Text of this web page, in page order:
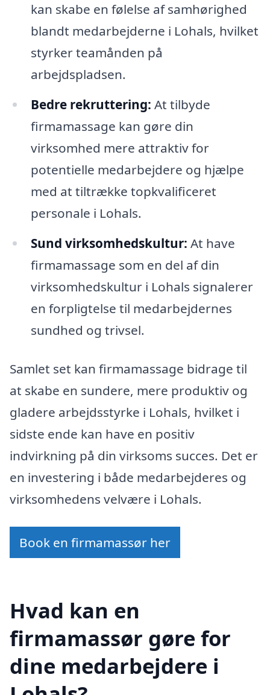
kan skabe en følelse af samhørighed
blandt medarbejderne i Lohals, hvilket
styrker teamånden på
arbejdspladsen.
Bedre rekruttering: At tilbyde
firmamassage kan gøre din
virksomhed mere attraktiv for
potentielle medarbejdere og hjælpe
med at tiltrække topkvalificeret
personale i Lohals.
Sund virksomhedskultur: At have
firmamassage som en del af din
virksomhedskultur i Lohals signalerer
en forpligtelse til medarbejdernes
sundhed og trivsel.
Samlet set kan firmamassage bidrage til
at skabe en sundere, mere produktiv og
gladere arbejdsstyrke i Lohals, hvilket i
sidste ende kan have en positiv
indvirkning på din virksoms succes. Det er
en investering i både medarbejderes og
virksomhedens velvære i Lohals.
Book en firmamassør her
Hvad kan en
firmamassør gøre for
dine medarbejdere i